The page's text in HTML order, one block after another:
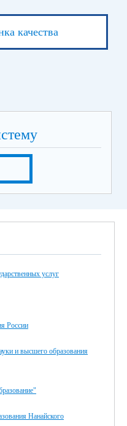
качества
услуг
России
и высшего образования
Нанайского